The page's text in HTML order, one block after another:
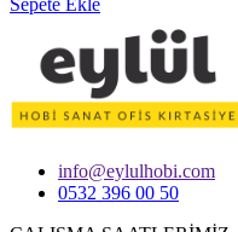
info@eylulhobi.com
0532 396 00 50